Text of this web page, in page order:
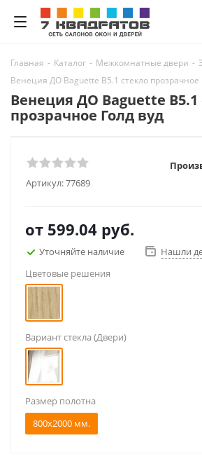
Главная - Каталог - Межкомнатные двери -
Венеция ДО Baguette B5.1 стекло прозрачное
Венеция ДО Baguette B5.1
прозрачное Голд вуд
Артикул:77689
от 599.04 руб.
Уточняйте наличие
Нашли
Цветовые решения
Вариант стекла (Двери)
Размер полотна
800x2000 мм.